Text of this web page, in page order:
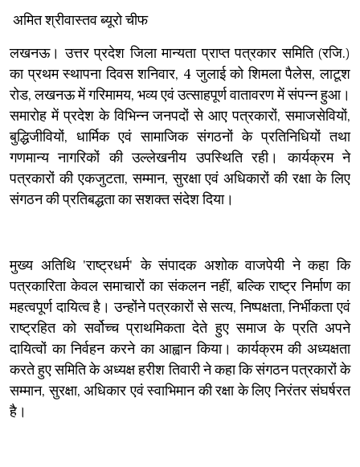
अमित श्रीवास्तव ब्यूरो चीफ
लखनऊ। उत्तर प्रदेश जिला मान्यता प्राप्त पत्रकार समिति (रजि.)
का प्रथम स्थापना दिवस शनिवार, 4 जुलाई को शिमला पैलेस, लाटूश
रोड, लखनऊ में गरिमामय, भव्य एवं उत्साहपूर्ण वातावरण में संपन्न हुआ।
समारोह में प्रदेश के विभिन्न जनपदों से आए पत्रकारों, समाजसेवियों,
बुद्धिजीवियों, धार्मिक एवं सामाजिक संगठनों के प्रतिनिधियों तथा
गणमान्य नागरिकों की उल्लेखनीय उपस्थिति रही। कार्यक्रम ने
पत्रकारों की एकजुटता, सम्मान, सुरक्षा एवं अधिकारों की रक्षा के लिए
संगठन की प्रतिबद्धता का सशक्त संदेश दिया।
मुख्य अतिथि 'राष्ट्रधर्म' के संपादक अशोक वाजपेयी ने कहा कि
पत्रकारिता केवल समाचारों का संकलन नहीं, बल्कि राष्ट्र निर्माण का
महत्वपूर्ण दायित्व है। उन्होंने पत्रकारों से सत्य, निष्पक्षता, निर्भीकता एवं
राष्ट्रहित को सर्वोच्च प्राथमिकता देते हुए समाज के प्रति अपने
दायित्वों का निर्वहन करने का आह्वान किया। कार्यक्रम की अध्यक्षता
करते हुए समिति के अध्यक्ष हरीश तिवारी ने कहा कि संगठन पत्रकारों के
सम्मान, सुरक्षा, अधिकार एवं स्वाभिमान की रक्षा के लिए निरंतर संघर्षरत
है।